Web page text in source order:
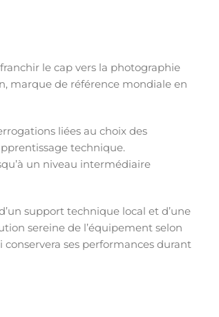
le cap vers la photographie
marque de référence mondiale en
liées au choix des
technique.
un niveau intermédiaire
support technique local et d’une
sereine de l’équipement selon
ses performances durant